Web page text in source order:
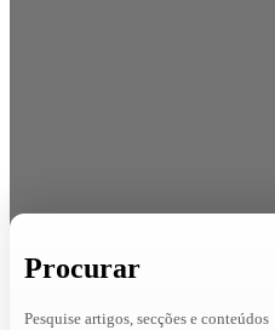
Procurar
Pesquise artigos, secções e conteúdos